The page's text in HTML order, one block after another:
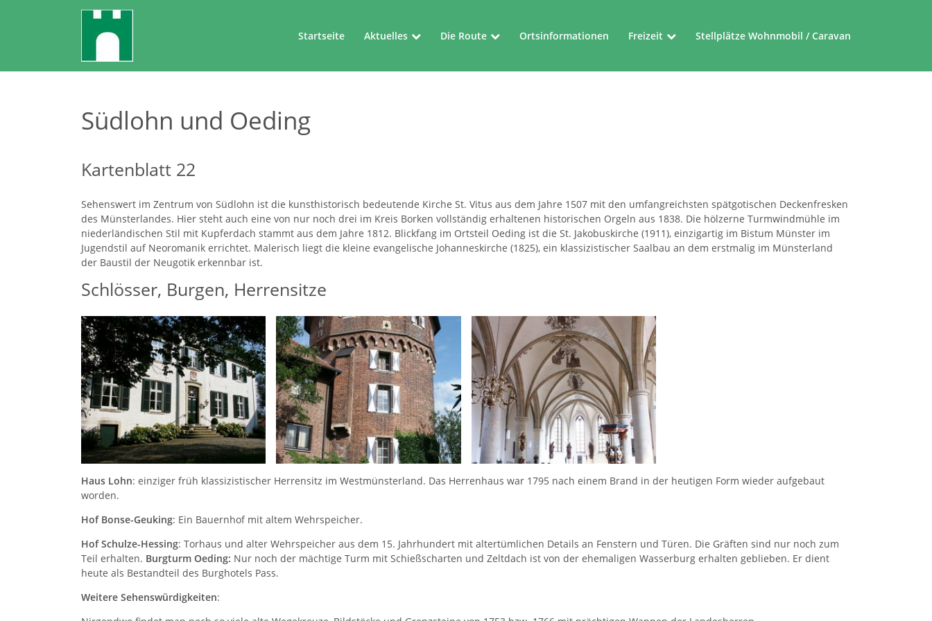
Startseite Aktuelles Die Route Ortsinformationen Freizeit Stellplätze Wohnmobil / Caravan
Südlohn und Oeding
Kartenblatt 22
Sehenswert im Zentrum von Südlohn ist die kunsthistorisch bedeutende Kirche St. Vitus aus dem Jahre 1507 mit den umfangreichsten spätgotischen Deckenfresken
des Münsterlandes. Hier steht auch eine von nur noch drei im Kreis Borken vollständig erhaltenen historischen Orgeln aus 1838. Die hölzerne Turmwindmühle im
niederländischen Stil mit Kupferdach stammt aus dem Jahre 1812. Blickfang im Ortsteil Oeding ist die St. Jakobuskirche (1911), einzigartig im Bistum Münster im
Jugendstil auf Neoromanik errichtet. Malerisch liegt die kleine evangelische Johanneskirche (1825), ein klassizistischer Saalbau an dem erstmalig im Münsterland
der Baustil der Neugotik erkennbar ist.
Schlösser, Burgen, Herrensitze
Haus Lohn: einziger früh klassizistischer Herrensitz im Westmünsterland. Das Herrenhaus war 1795 nach einem Brand in der heutigen Form wieder aufgebaut
worden.
Hof Bonse-Geuking: Ein Bauernhof mit altem Wehrspeicher.
Hof Schulze-Hessing: Torhaus und alter Wehrspeicher aus dem 15. Jahrhundert mit altertümlichen Details an Fenstern und Türen. Die Gräften sind nur noch zum
Teil erhalten. Burgturm Oeding: Nur noch der mächtige Turm mit Schießscharten und Zeltdach ist von der ehemaligen Wasserburg erhalten geblieben. Er dient
heute als Bestandteil des Burghotels Pass.
Weitere Sehenswürdigkeiten: